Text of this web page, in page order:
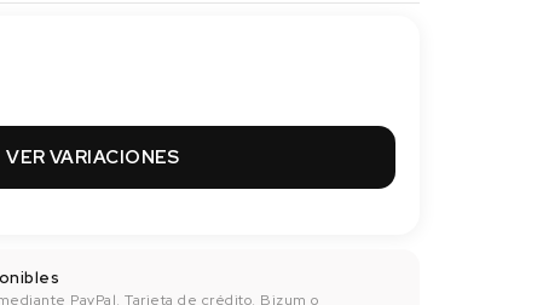
VER VARIACIONES
PayPal, Tarjeta de crédito, Bizum o